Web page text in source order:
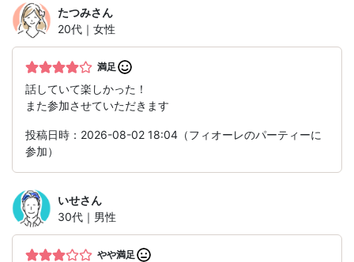
たつみさん
20代｜女性
満足
話していて楽しかった！
また参加させていただきます
投稿日時：2026-08-02 18:04（フィオーレのパーティーに
参加）
いせさん
30代｜男性
やや満足